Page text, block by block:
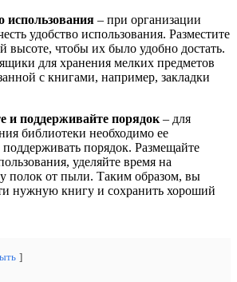
использования – при организации
удобство использования. Разместите
высоте, чтобы их было удобно достать.
для хранения мелких предметов
с книгами, например, закладки
и поддерживайте порядок – для
библиотеки необходимо ее
поддерживать порядок. Размещайте
уделяйте время на
полок от пыли. Таким образом, вы
нужную книгу и сохранить хороший